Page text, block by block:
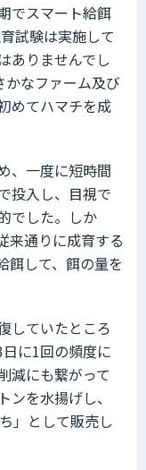
でスマート給餌
試験は実施して
ありませんでし
かなファーム及び
めてハマチを成
、一度に短時間
投入し、目視で
でした。しか
来通りに成育する
餌して、餌の量を
していたところ
に1回の頻度に
減にも繋がって
ンを水揚げし、
」として販売し